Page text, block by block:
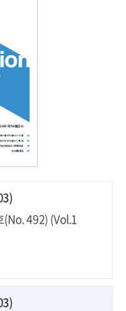
(No. 492) (Vol.1